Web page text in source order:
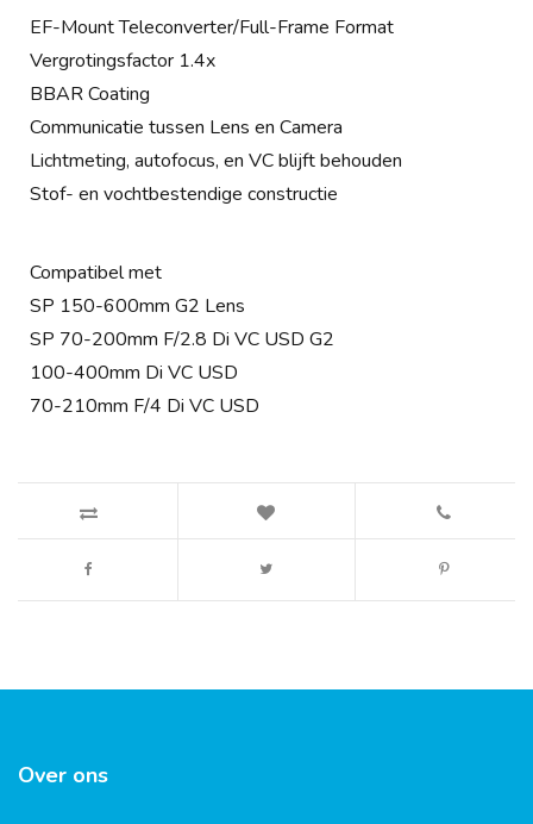
EF-Mount Teleconverter/Full-Frame Format
Vergrotingsfactor 1.4x
BBAR Coating
Communicatie tussen Lens en Camera
Lichtmeting, autofocus, en VC blijft behouden
Stof- en vochtbestendige constructie
Compatibel met
SP 150-600mm G2 Lens
SP 70-200mm F/2.8 Di VC USD G2
100-400mm Di VC USD
70-210mm F/4 Di VC USD
Over ons